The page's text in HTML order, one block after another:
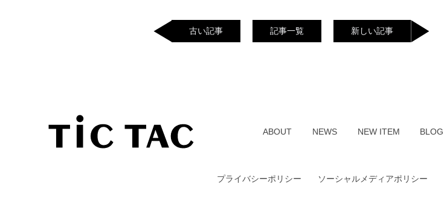
古い記事 記事一覧 新しい記事
ABOUT NEWS NEW ITEM BLOG
プライバシーポリシー ソーシャルメディアポリシー